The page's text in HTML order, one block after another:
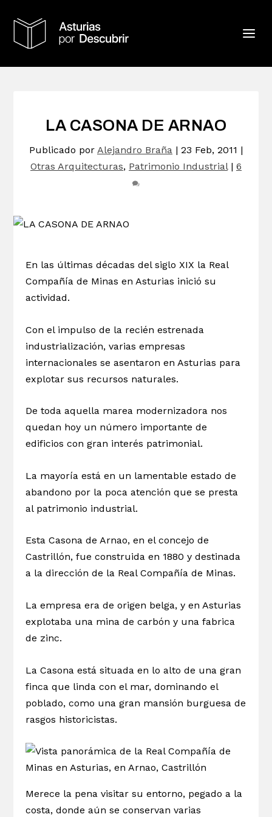
LA CASONA DE ARNAO
Publicado por Alejandro Braña | 23 Feb, 2011 |
Otras Arquitecturas, Patrimonio Industrial| 6
En las últimas décadas del siglo XIX la Real
Compañía de Minas en Asturias inició su
actividad.
Con el impulso de la recién estrenada
industrialización, varias empresas
internacionales se asentaron en Asturias para
explotar sus recursos naturales.
De toda aquella marea modernizadora nos
quedan hoy un número importante de
edificios con gran interés patrimonial.
La mayoría está en un lamentable estado de
abandono por la poca atención que se presta
al patrimonio industrial.
Esta Casona de Arnao, en el concejo de
Castrillón, fue construida en 1880 y destinada
a la dirección de la Real Compañía de Minas.
La empresa era de origen belga, y en Asturias
explotaba una mina de carbón y una fabrica
de zinc.
La Casona está situada en lo alto de una gran
finca que linda con el mar, dominando el
poblado, como una gran mansión burguesa de
rasgos historicistas.
Merece la pena visitar su entorno, pegado a la
costa, donde aún se conservan varias